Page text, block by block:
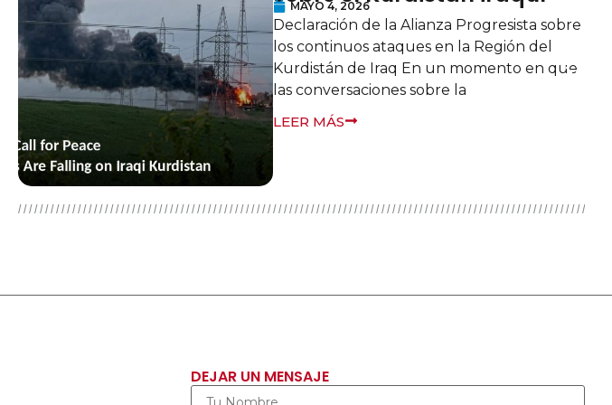
parlamentaria en Tailandia
ABRIL 3, 2026
BERLÍN/BANGKOK — La Alianza Progresista, que
representa a una red global de más de 140
partidos y organizaciones políticas progresistas,
expresa su más profunda preocupación
LEER MÁS
DEJAR UN MENSAJE